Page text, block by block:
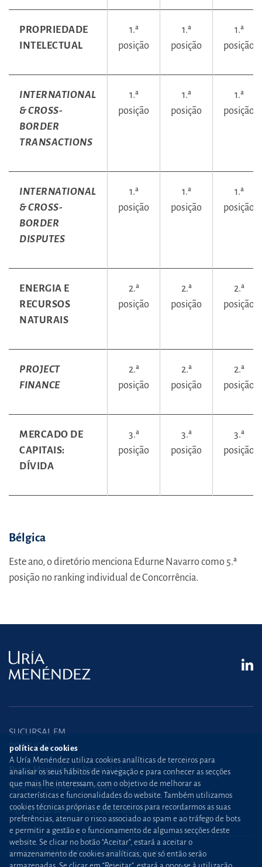
PROPRIEDADE
INTELECTUAL
1.ª
posição
1.ª
posição
1.ª
posição
INTERNATIONAL
& CROSS-
BORDER
TRANSACTIONS
1.ª
posição
1.ª
posição
1.ª
posição
INTERNATIONAL
& CROSS-
BORDER
DISPUTES
1.ª
posição
1.ª
posição
1.ª
posição
ENERGIA E
RECURSOS
NATURAIS
2.ª
posição
2.ª
posição
2.ª
posição
PROJECT
FINANCE
2.ª
posição
2.ª
posição
2.ª
posição
MERCADO DE
CAPITAIS:
DÍVIDA
3.ª
posição
3.ª
posição
3.ª
posição
Bélgica
Este ano, o diretório menciona Edurne Navarro como 5.ª
posição no ranking individual de Concorrência.
SUCURSAL EM
PORTUGAL
Praça Marquês de Pombal,12
1250-162 Lisboa (Portugal)
+351 21 030 86 00 lisboa@uria.com
Uría Menéndez Abogados, S.L.P. | NIPC PT980226511
política de cookies
A Uría Menéndez utiliza cookies analíticas de terceiros para
analisar os seus hábitos de navegação e para conhecer as secções
que mais lhe interessam, com o objetivo de melhorar as
características e funcionalidades do website. Também utilizamos
cookies técnicas próprias e de terceiros para recordarmos as suas
preferências, atenuar o risco associado ao spam e ao tráfego de bots
e permitir a gestão e o funcionamento de algumas secções deste
website. Se clicar no botão “Aceitar”, estará a aceitar o
armazenamento de cookies analíticas, que só então serão